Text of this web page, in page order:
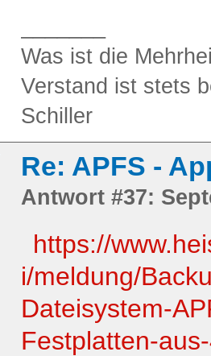
Was ist die
Verstand ist stets
Schiller
Re: APFS -
Antwort #37:
https://
i/meldung/
Dateisystem-
Festplatten-